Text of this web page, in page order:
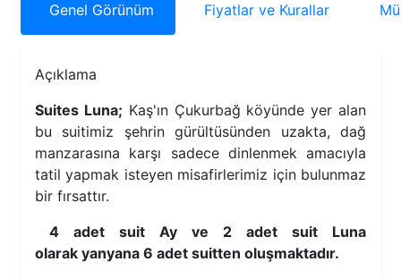
Genel Görünüm Fiyatlar ve Kurallar
Açıklama
Suites Luna​; Kaş'ın Çukurbağ köyünde yer alan
bu suitimiz şehrin gürültüsünden uzakta, dağ
manzarasına karşı sadece dinlenmek amacıyla
tatil yapmak isteyen misafirlerimiz için bulunmaz
bir fırsattır.
4 adet suit Ay ve 2 adet suit Luna
olarak yanyana 6 adet suitten oluşmaktadır.